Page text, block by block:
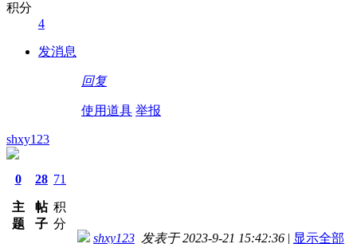
积分
4
发消息
回复
使用道具 举报
shxy123
0
主
题
28
帖
子
71
积
分
shxy123 发表于 2023-9-21 15:42:36 | 显示全部